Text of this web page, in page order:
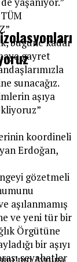
bugüne kadar
gayret
sunacağız.
aşıya
koordineli
Erdoğan,
gözetmeli
aşılanmamış
ve yeni tür bir
Örgütüne
bir aşıyı
seyahatler
Avrupa